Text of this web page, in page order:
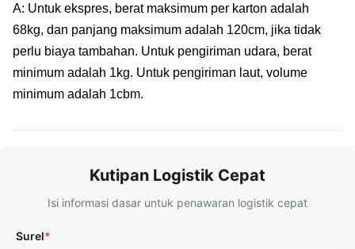
A: Untuk ekspres, berat maksimum per karton adalah
68kg, dan panjang maksimum adalah 120cm, jika tidak
perlu biaya tambahan. Untuk pengiriman udara, berat
minimum adalah 1kg. Untuk pengiriman laut, volume
minimum adalah 1cbm.
Kutipan Logistik Cepat
Isi informasi dasar untuk penawaran logistik cepat
Surel*